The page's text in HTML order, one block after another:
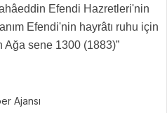
Efendi Hazretleri'nin
Efendi'nin hayrâtı ruhu için
sene 1300 (1883)”
Ajansı